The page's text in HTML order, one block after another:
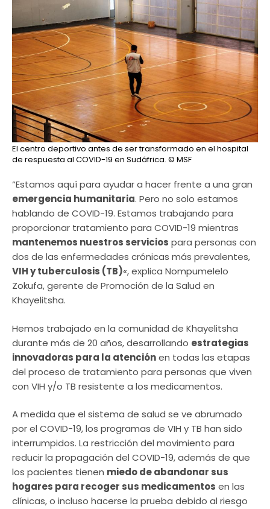
El centro deportivo antes de ser transformado en el hospital
de respuesta al COVID-19 en Sudáfrica. © MSF
“Estamos aquí para ayudar a hacer frente a una gran
emergencia humanitaria. Pero no solo estamos
hablando de COVID-19. Estamos trabajando para
proporcionar tratamiento para COVID-19 mientras
mantenemos nuestros servicios para personas con
dos de las enfermedades crónicas más prevalentes,
VIH y tuberculosis (TB)«, explica Nompumelelo
Zokufa, gerente de Promoción de la Salud en
Khayelitsha.
Hemos trabajado en la comunidad de Khayelitsha
durante más de 20 años, desarrollando estrategias
innovadoras para la atenciónen todas las etapas
del proceso de tratamiento para personas que viven
con VIH y/o TB resistente a los medicamentos.
A medida que el sistema de salud se ve abrumado
por el COVID-19, los programas de VIH y TB han sido
interrumpidos. La restricción del movimiento para
reducir la propagación del COVID-19, además de que
los pacientes tienen miedo de abandonar sus
hogares para recoger sus medicamentos en las
clínicas, o incluso hacerse la prueba debido al riesgo